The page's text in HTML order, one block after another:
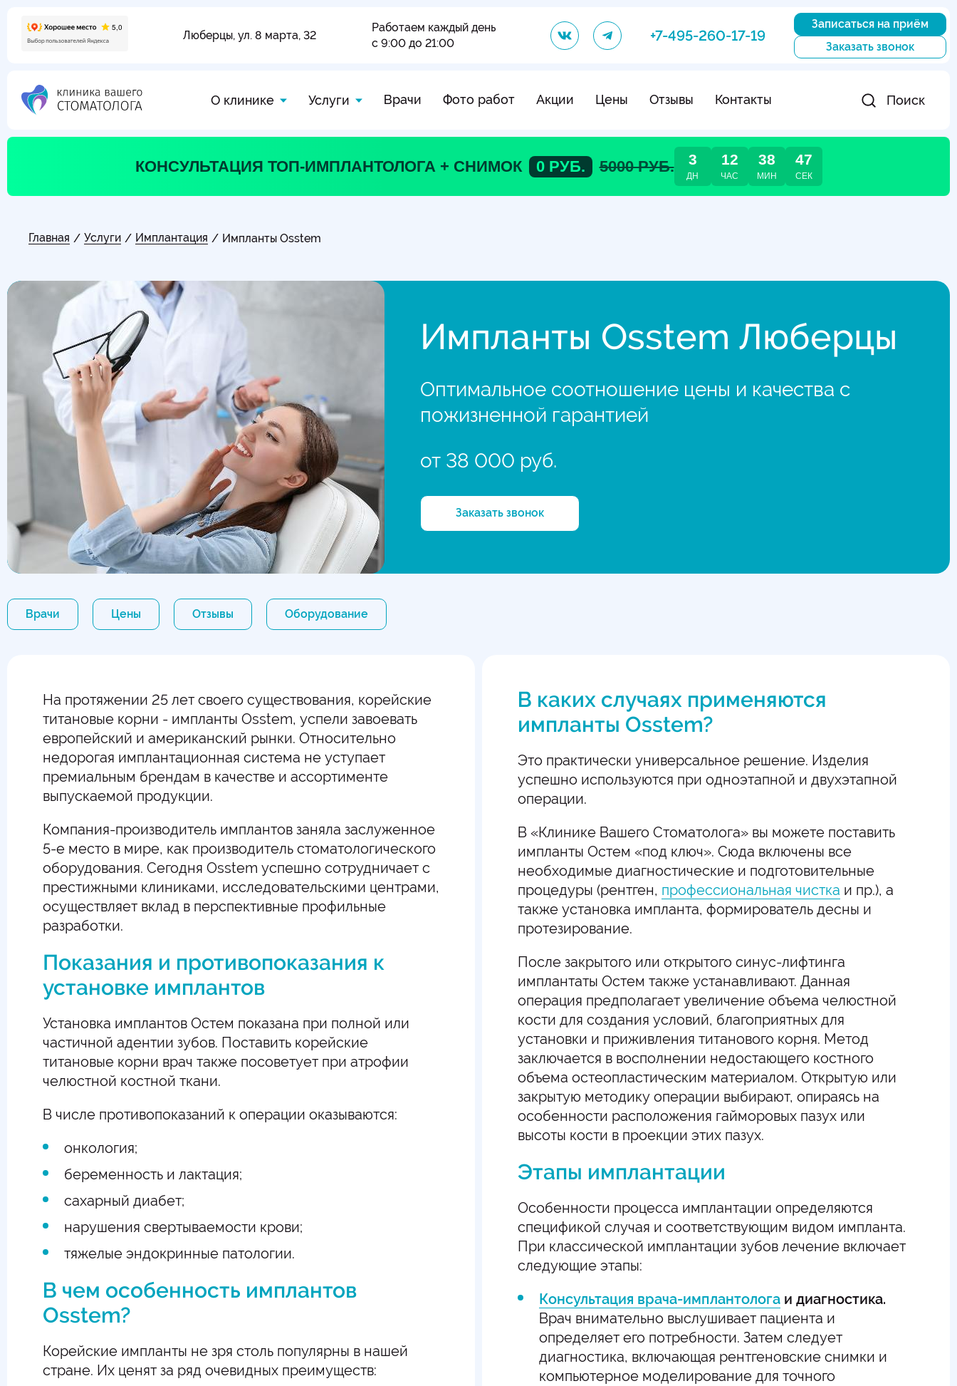
Люберцы, ул. 8 марта, 32
Работаем каждый день
с 9:00 до 21:00
+7-495-260-17-19
Записаться на приём
Заказать звонок
О клинике Услуги Врачи Фото работ Акции Цены Отзывы Контакты Поиск
КОНСУЛЬТАЦИЯ ТОП-ИМПЛАНТОЛОГА + СНИМОК 0 РУБ. 5000 РУБ. 3
ДН
12
ЧАС
38
МИН
46
СЕК
Главная / Услуги / Имплантация / Импланты Osstem
Импланты Osstem Люберцы
Оптимальное соотношение цены и качества с
пожизненной гарантией
от 38 000 руб.
Заказать звонок
Врачи Цены Отзывы Оборудование
На протяжении 25 лет своего существования, корейские
титановые корни - импланты Osstem, успели завоевать
европейский и американский рынки. Относительно
недорогая имплантационная система не уступает
премиальным брендам в качестве и ассортименте
выпускаемой продукции.
Компания-производитель имплантов заняла заслуженное
5-е место в мире, как производитель стоматологического
оборудования. Сегодня Osstem успешно сотрудничает с
престижными клиниками, исследовательскими центрами,
осуществляет вклад в перспективные профильные
разработки.
Показания и противопоказания к
установке имплантов
Установка имплантов Остем показана при полной или
частичной адентии зубов. Поставить корейские
титановые корни врач также посоветует при атрофии
челюстной костной ткани.
В числе противопоказаний к операции оказываются:
онкология;
беременность и лактация;
сахарный диабет;
нарушения свертываемости крови;
тяжелые эндокринные патологии.
В чем особенность имплантов
Osstem?
Корейские импланты не зря столь популярны в нашей
стране. Их ценят за ряд очевидных преимуществ:
В каких случаях применяются
импланты Osstem?
Это практически универсальное решение. Изделия
успешно используются при одноэтапной и двухэтапной
операции.
В «Клинике Вашего Стоматолога» вы можете поставить
импланты Остем «под ключ». Сюда включены все
необходимые диагностические и подготовительные
процедуры (рентген, профессиональная чистка и пр.), а
также установка импланта, формирователь десны и
протезирование.
После закрытого или открытого синус-лифтинга
имплантаты Остем также устанавливают. Данная
операция предполагает увеличение объема челюстной
кости для создания условий, благоприятных для
установки и приживления титанового корня. Метод
заключается в восполнении недостающего костного
объема остеопластическим материалом. Открытую или
закрытую методику операции выбирают, опираясь на
особенности расположения гайморовых пазух или
высоты кости в проекции этих пазух.
Этапы имплантации
Особенности процесса имплантации определяются
спецификой случая и соответствующим видом импланта.
При классической имплантации зубов лечение включает
следующие этапы:
Консультация врача-имплантолога и диагностика.
Врач внимательно выслушивает пациента и
определяет его потребности. Затем следует
диагностика, включающая рентгеновские снимки и
компьютерное моделирование для точного